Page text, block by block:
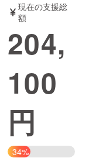
書籍・雑誌
チャレンジ
Creation
現在の支援総
額
204,
100
円
34%